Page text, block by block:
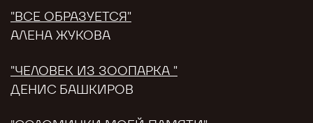
"ВСЕ ОБРАЗУЕТСЯ"
АЛЕНА ЖУКОВА
"ЧЕЛОВЕК ИЗ ЗООПАРКА "
ДЕНИС БАШКИРОВ